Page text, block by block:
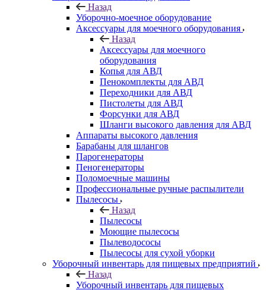
Назад
Уборочно-моечное оборудование
Аксессуары для моечного оборудования
Назад
Аксессуары для моечного
оборудования
Копья для АВД
Пенокомплекты для АВД
Переходники для АВД
Пистолеты для АВД
Форсунки для АВД
Шланги высокого давления для АВД
Аппараты высокого давления
Барабаны для шлангов
Парогенераторы
Пеногенераторы
Поломоечные машины
Профессиональные ручные распылители
Пылесосы
Назад
Пылесосы
Моющие пылесосы
Пылеводососы
Пылесосы для сухой уборки
Уборочный инвентарь для пищевых предприятий
Назад
Уборочный инвентарь для пищевых